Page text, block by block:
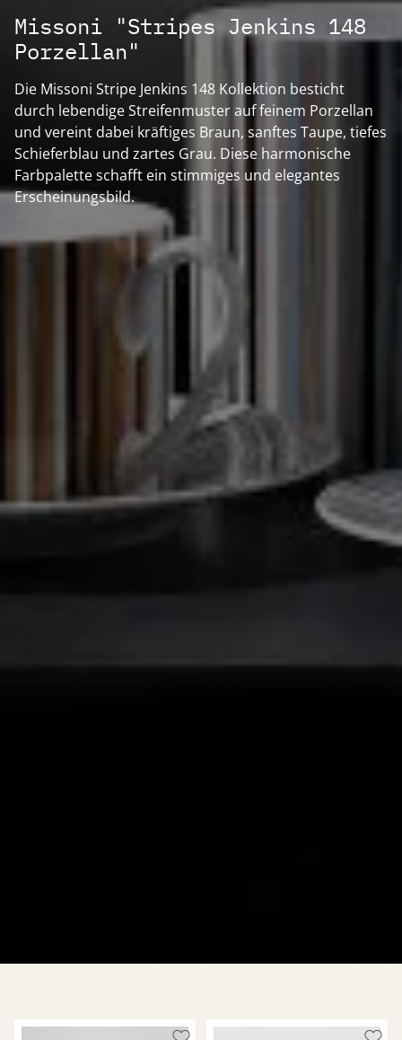
Missoni "Stripes Jenkins 148
Porzellan"
Die Missoni Stripe Jenkins 148 Kollektion besticht
durch lebendige Streifenmuster auf feinem Porzellan
und vereint dabei kräftiges Braun, sanftes Taupe, tiefes
Schieferblau und zartes Grau. Diese harmonische
Farbpalette schafft ein stimmiges und elegantes
Erscheinungsbild.